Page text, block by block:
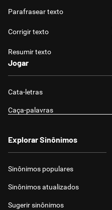
Parafrasear texto
Corrigir texto
Resumir texto
Jogar
Cata-letras
Caça-palavras
Explorar Sinônimos
Sinônimos populares
Sinônimos atualizados
Sugerir sinônimos